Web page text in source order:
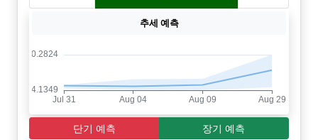
추세 예측
단기 예측 장기 예측